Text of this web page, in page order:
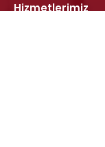
Hizmetlerimiz